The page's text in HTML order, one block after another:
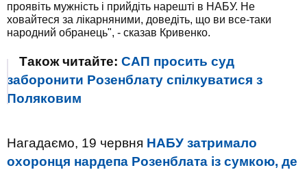
проявіть мужність і прийдіть нарешті в НАБУ. Не
ховайтеся за лікарняними, доведіть, що ви все-таки
народний обранець", - сказав Кривенко.
Також читайте: САП просить суд
заборонити Розенблату спілкуватися з
Поляковим
Нагадаємо, 19 червня НАБУ затримало
охоронця нардепа Розенблата із сумкою, де